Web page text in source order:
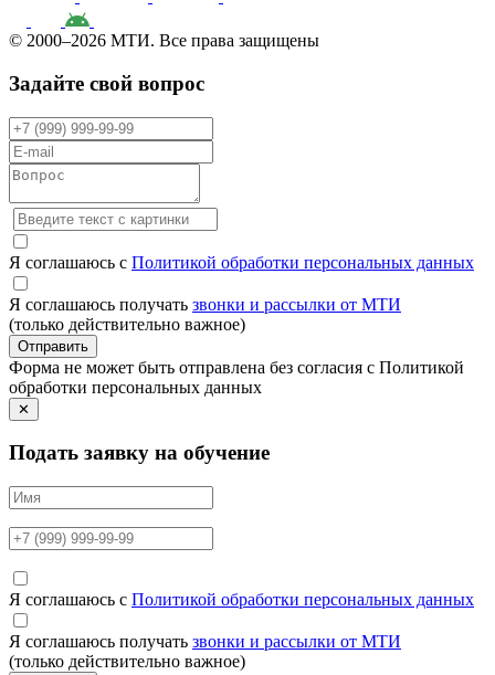
© 2000–2026 МТИ. Все права защищены
Задайте свой вопрос
Я соглашаюсь с Политикой обработки персональных данных
Я соглашаюсь получать звонки и рассылки от МТИ
(только действительно важное)
Отправить
Форма не может быть отправлена без согласия с Политикой
обработки персональных данных
✕
Подать заявку на обучение
Я соглашаюсь с Политикой обработки персональных данных
Я соглашаюсь получать звонки и рассылки от МТИ
(только действительно важное)